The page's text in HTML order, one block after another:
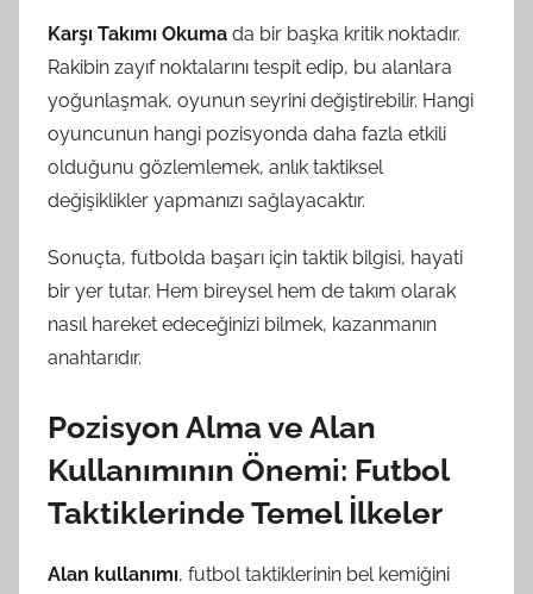
Karşı Takımı Okuma da bir başka kritik noktadır.
Rakibin zayıf noktalarını tespit edip, bu alanlara
yoğunlaşmak, oyunun seyrini değiştirebilir. Hangi
oyuncunun hangi pozisyonda daha fazla etkili
olduğunu gözlemlemek, anlık taktiksel
değişiklikler yapmanızı sağlayacaktır.
Sonuçta, futbolda başarı için taktik bilgisi, hayati
bir yer tutar. Hem bireysel hem de takım olarak
nasıl hareket edeceğinizi bilmek, kazanmanın
anahtarıdır.
Pozisyon Alma ve Alan
Kullanımının Önemi: Futbol
Taktiklerinde Temel İlkeler
Alan kullanımı, futbol taktiklerinin bel kemiğini